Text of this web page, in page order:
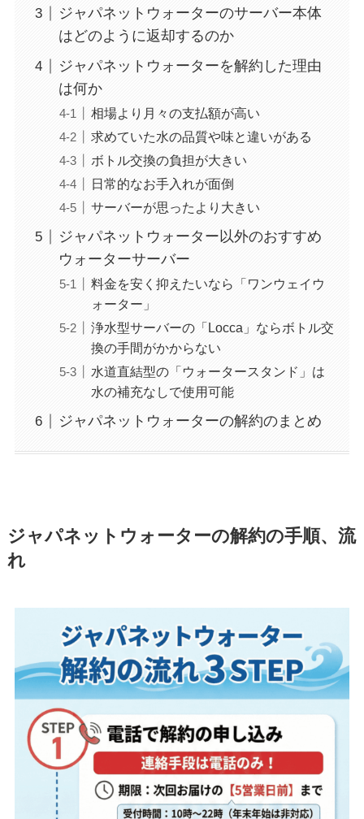
ジャパネットウォーターのサーバー本体
はどのように返却するのか
ジャパネットウォーターを解約した理由
は何か
相場より月々の支払額が高い
求めていた水の品質や味と違いがある
ボトル交換の負担が大きい
日常的なお手入れが面倒
サーバーが思ったより大きい
ジャパネットウォーター以外のおすすめ
ウォーターサーバー
料金を安く抑えたいなら「ワンウェイウ
ォーター」
浄水型サーバーの「Locca」ならボトル交
換の手間がかからない
水道直結型の「ウォータースタンド」は
水の補充なしで使用可能
ジャパネットウォーターの解約のまとめ
ジャパネットウォーターの解約の手順、流
れ